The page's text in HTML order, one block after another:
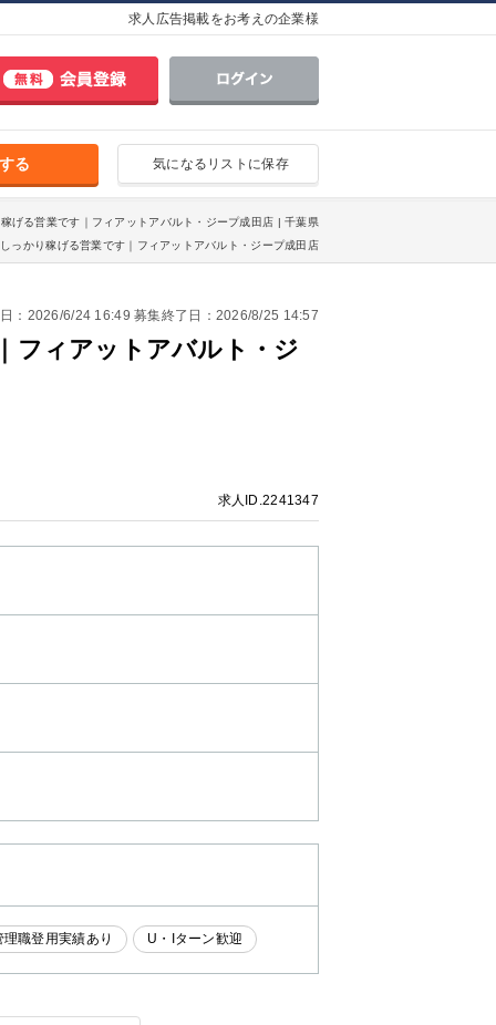
求人広告掲載をお考えの企業様
気になるリストに保存
る
げる営業です｜フィアットアバルト・ジープ成田店 | 千葉県
っかり稼げる営業です｜フィアットアバルト・ジープ成田店
：2026/6/24 16:49 募集終了日：2026/8/25 14:57
フィアットアバルト・ジ
求人ID.2241347
職登用実績あり U・Iターン歓迎